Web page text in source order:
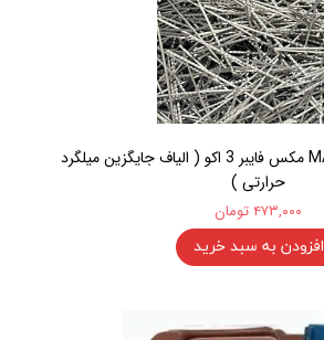
الیاف MAXFIBER 3ECO مکس فایبر 3 اکو ( الیاف جایگزین میلگرد
حرارتی )
۴۷۳,۰۰۰ تومان
افزودن به سبد خرید